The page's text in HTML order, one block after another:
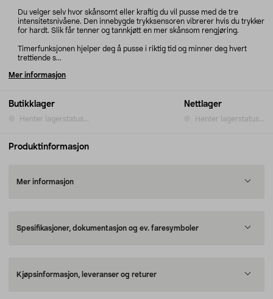
Butikklager
Henter lagerstatus...
Nettlager
Henter lagerstatus...
Du velger selv hvor skånsomt eller kraftig du vil pusse med de tre
intensitetsnivåene. Den innebygde trykksensoren vibrerer hvis du trykker
for hardt. Slik får tenner og tannkjøtt en mer skånsom rengjøring.
Timerfunksjonen hjelper deg å pusse i riktig tid og minner deg hvert
trettiende s...
Mer informasjon
Produktinformasjon
Mer informasjon
Spesifikasjoner, dokumentasjon og ev. faresymboler
Kjøpsinformasjon, leveranser og returer